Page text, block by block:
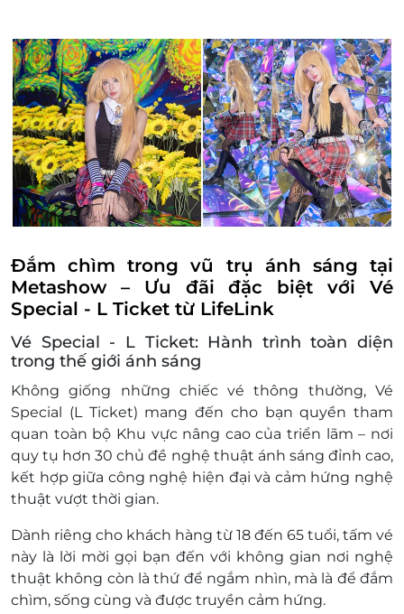
Chí Thọ, P. Thủ Thiêm, TP. Thủ Đức, TP. Hồ Chí
Minh
Một khách hàng được mua nhiều E-Voucher/E-
Coupon
E-Voucher/E-Coupon không có giá trị quy đổi
thành tiền mặt, không trả lại tiền thừa
Không áp dụng đồng thời với chương trình
khuyến mại khác
Giá vé đã bao gồm 8% VAT.
Đắm chìm trong vũ trụ ánh sáng tại
Metashow – Ưu đãi đặc biệt với Vé
Special - L Ticket từ LifeLink
Vé Special - L Ticket: Hành trình toàn diện
trong thế giới ánh sáng
Không giống những chiếc vé thông thường, Vé
Special (L Ticket) mang đến cho bạn quyền tham
quan toàn bộ Khu vực nâng caocủa triển lãm – nơi
quy tụ hơn30 chủ đề nghệ thuật ánh sáng đỉnh cao,
kết hợp giữa công nghệ hiện đại và cảm hứng nghệ
thuật vượt thời gian.
Dành riêng cho khách hàng từ 18 đến 65 tuổi, tấm vé
này là lời mời gọi bạn đến với không gian nơi nghệ
thuật không còn là thứ để ngắm nhìn, mà là để đắm
chìm, sống cùng và được truyền cảm hứng.